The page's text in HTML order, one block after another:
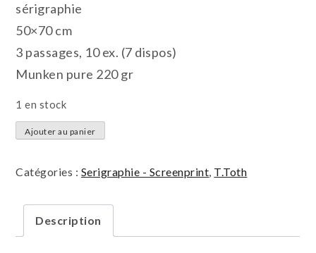
sérigraphie
50×70 cm
3 passages, 10 ex. (7 dispos)
Munken pure 220 gr
1 en stock
quantité
La
Ajouter au panier
Catégories : Serigraphie - Screenprint, T.Toth
Description